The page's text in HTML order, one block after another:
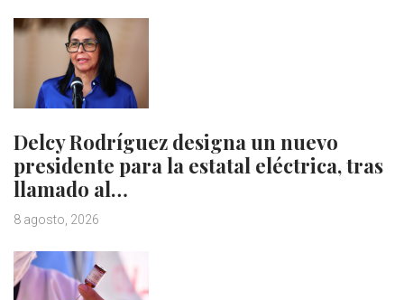
Delcy Rodríguez designa un nuevo
presidente para la estatal eléctrica, tras
llamado al…
8 agosto, 2026